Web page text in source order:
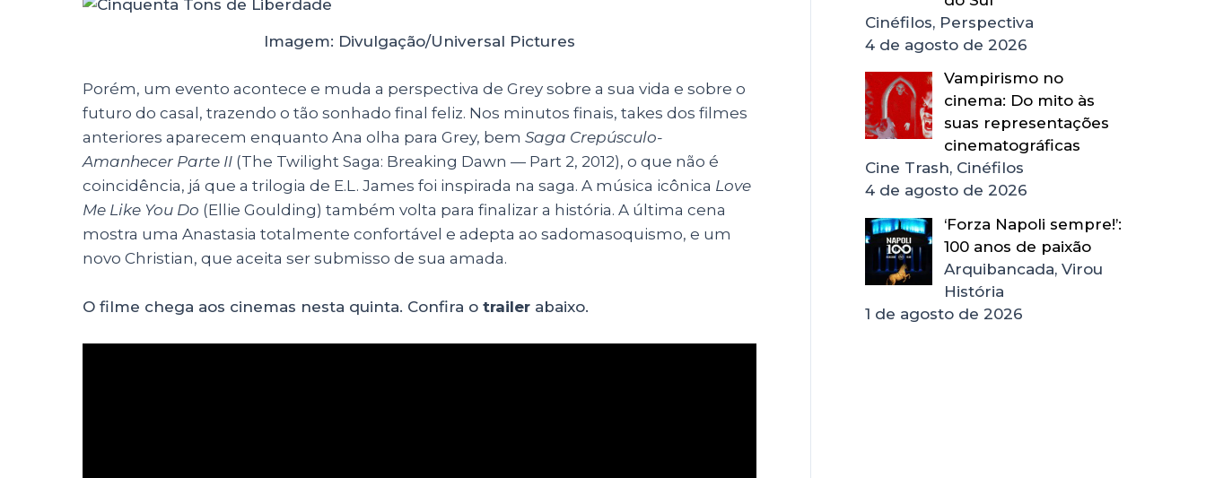
Imagem: Divulgação/Universal Pictures
Porém, um evento acontece e muda a perspectiva de Grey sobre a sua vida e sobre o
futuro do casal, trazendo o tão sonhado final feliz. Nos minutos finais, takes dos filmes
anteriores aparecem enquanto Ana olha para Grey, bem Saga Crepúsculo-
Amanhecer Parte II (The Twilight Saga: Breaking Dawn — Part 2, 2012), o que não é
coincidência, já que a trilogia de E.L. James foi inspirada na saga. A música icônica Love
Me Like You Do (Ellie Goulding) também volta para finalizar a história. A última cena
mostra uma Anastasia totalmente confortável e adepta ao sadomasoquismo, e um
novo Christian, que aceita ser submisso de sua amada.
O filme chega aos cinemas nesta quinta. Confira o trailer abaixo.
Cinéfilos, Perspectiva
4 de agosto de 2026
Vampirismo no
cinema: Do mito às
suas representações
cinematográficas
Cine Trash, Cinéfilos
4 de agosto de 2026
‘Forza Napoli sempre!’:
100 anos de paixão
Arquibancada, Virou
História
1 de agosto de 2026